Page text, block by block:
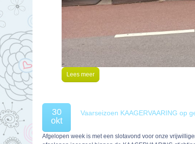
Lees meer
30
okt
Vaarseizoen KAAGERVAARING op
Afgelopen week is met een slotavond voor onze